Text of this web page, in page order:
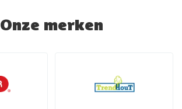
Onze merken